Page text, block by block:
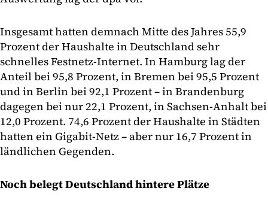
Insgesamt hatten demnach Mitte des Jahres 55,9
Prozent der Haushalte in Deutschland sehr
schnelles Festnetz-Internet. In Hamburg lag der
Anteil bei 95,8 Prozent, in Bremen bei 95,5 Prozent
und in Berlin bei 92,1 Prozent – in Brandenburg
dagegen bei nur 22,1 Prozent, in Sachsen-Anhalt bei
12,0 Prozent. 74,6 Prozent der Haushalte in Städten
hatten ein Gigabit-Netz – aber nur 16,7 Prozent in
ländlichen Gegenden.
Noch belegt Deutschland hintere Plätze